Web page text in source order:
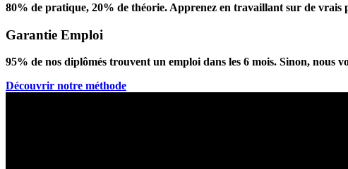
80% de pratique, 20% de théorie. Apprenez en travaillant sur de vrais
Garantie Emploi
95% de nos diplômés trouvent un emploi dans les 6 mois. Sinon, nous
Découvrir notre méthode